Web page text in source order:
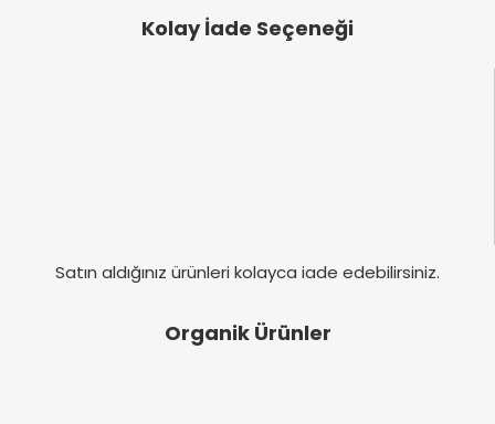
Kolay İade Seçeneği
Satın aldığınız ürünleri kolayca iade edebilirsiniz.
Organik Ürünler